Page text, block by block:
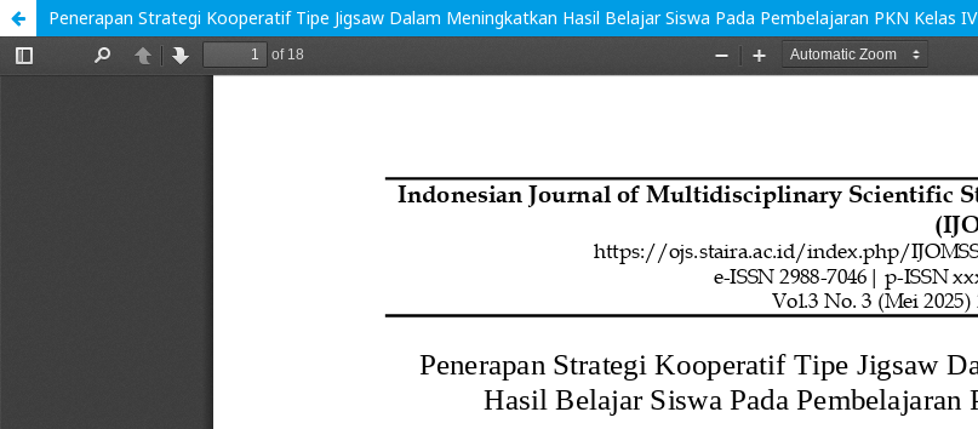
Penerapan Strategi Kooperatif Tipe Jigsaw Dalam Meningkatkan Hasil Belajar Siswa Pada Pembelajaran PKN Kelas IV